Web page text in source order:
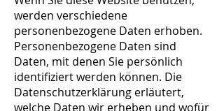
werden verschiedene
personenbezogene Daten erhoben.
Personenbezogene Daten sind
Daten, mit denen Sie persönlich
identifiziert werden können. Die
Datenschutzerklärung erläutert,
welche Daten wir erheben und wofür